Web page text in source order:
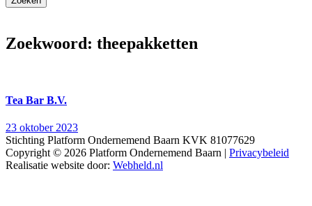
Zoekwoord: theepakketten
Tea Bar B.V.
23 oktober 2023
Stichting Platform Ondernemend Baarn KVK 81077629
Copyright © 2026 Platform Ondernemend Baarn | Privacybeleid
Realisatie website door: Webheld.nl